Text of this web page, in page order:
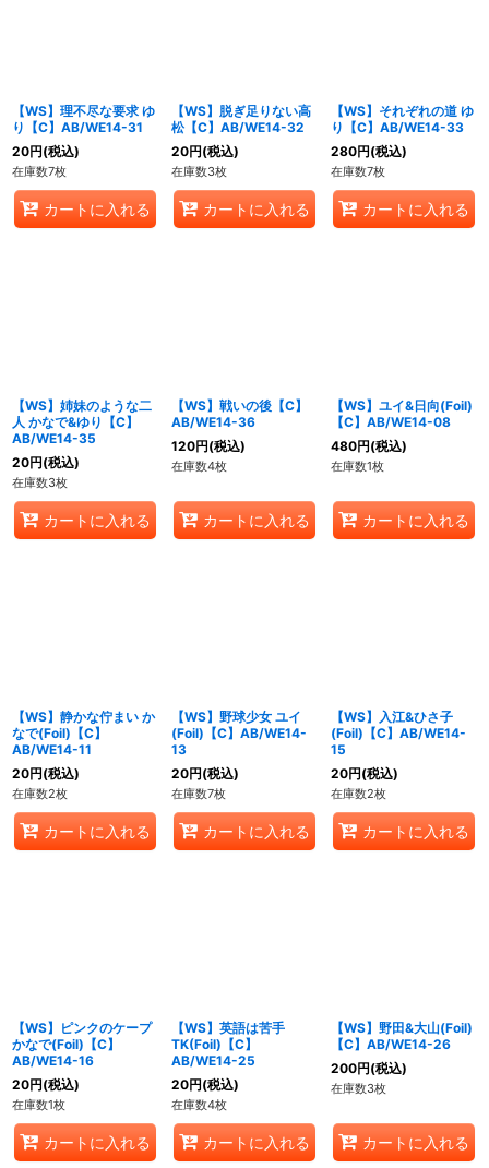
【WS】理不尽な要求 ゆ
り【C】AB/WE14-31
20円(税込)
在庫数7枚
カートに入れる
【WS】脱ぎ足りない高
松【C】AB/WE14-32
20円(税込)
在庫数3枚
カートに入れる
【WS】それぞれの道 ゆ
り【C】AB/WE14-33
280円(税込)
在庫数7枚
カートに入れる
【WS】姉妹のような二
人 かなで&ゆり【C】
AB/WE14-35
20円(税込)
在庫数3枚
カートに入れる
【WS】戦いの後【C】
AB/WE14-36
120円(税込)
在庫数4枚
カートに入れる
【WS】ユイ&日向(Foil)
【C】AB/WE14-08
480円(税込)
在庫数1枚
カートに入れる
【WS】静かな佇まい か
なで(Foil)【C】
AB/WE14-11
20円(税込)
在庫数2枚
カートに入れる
【WS】野球少女 ユイ
(Foil)【C】AB/WE14-
13
20円(税込)
在庫数7枚
カートに入れる
【WS】入江&ひさ子
(Foil)【C】AB/WE14-
15
20円(税込)
在庫数2枚
カートに入れる
【WS】ピンクのケープ
かなで(Foil)【C】
AB/WE14-16
20円(税込)
在庫数1枚
カートに入れる
【WS】英語は苦手
TK(Foil)【C】
AB/WE14-25
20円(税込)
在庫数4枚
カートに入れる
【WS】野田&大山(Foil)
【C】AB/WE14-26
200円(税込)
在庫数3枚
カートに入れる